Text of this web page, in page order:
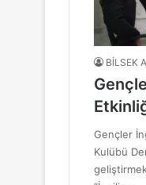
4
18
6
BİLSEK
Gençler
Kulübü